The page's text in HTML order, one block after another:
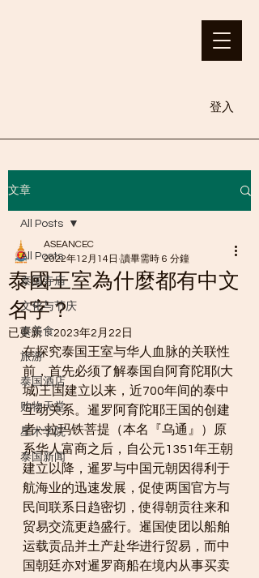
登入
文章
All Posts
泰国寺庙
文化与节庆
泰美食
旅游
泰国酒店
购物天堂
星术学院
泰国新闻
All Posts
泰國王室為什麼都有中文
名字？
ASEANCEC
2022年12月14日 讀畢需時 6 分鐘
已更新：2023年2月22日
在探究泰国王室与华人血脉的关联性
前，首先必须了解泰国自阿育陀耶(大
城)王国建立以来，近700年间的泰中
互动关系。暹罗阿育陀耶王国的创建
者--拉玛铁菩提（本名『乌通』）原
系华人富商之后，自公元1351年王朝
建立以降，暹罗与中国元朝因得利于
航海业的迅速发展，促使两国官方与
民间联系日趋密切，使得朝贡往来和
贸易交流更趋盛行。暹国使团以船舶
运载贡品并土产赴华进行贸易，而中
国朝廷亦对暹罗商船在境内从事买卖